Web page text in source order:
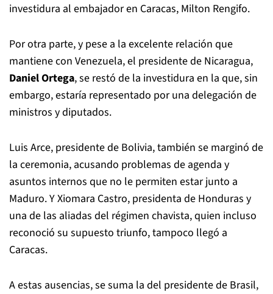
investidura al embajador en Caracas, Milton Rengifo.
Por otra parte, y pese a la excelente relación que
mantiene con Venezuela, el presidente de Nicaragua,
Daniel Ortega, se restó de la investidura en la que, sin
embargo, estaría representado por una delegación de
ministros y diputados.
Luis Arce, presidente de Bolivia, también se marginó de
la ceremonia, acusando problemas de agenda y
asuntos internos que no le permiten estar junto a
Maduro. Y Xiomara Castro, presidenta de Honduras y
una de las aliadas del régimen chavista, quien incluso
reconoció su supuesto triunfo, tampoco llegó a
Caracas.
A estas ausencias, se suma la del presidente de Brasil,